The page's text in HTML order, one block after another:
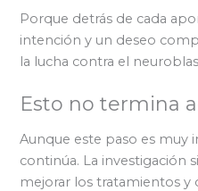
Porque detrás de cada
intención y un deseo
la lucha contra el
Esto no termina
Aunque este paso es muy
continúa. La investigación
mejorar los tratamientos